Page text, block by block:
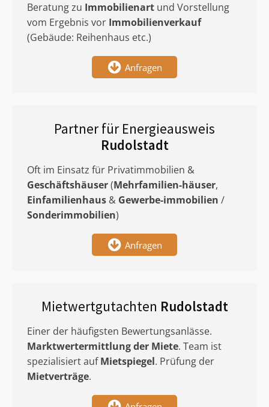
Beratung zu Immobilienart und Vorstellung
vom Ergebnis vor Immobilienverkauf
(Gebäude: Reihenhaus etc.)
Anfragen
Partner für Energieausweis
Rudolstadt
Oft im Einsatz für Privatimmobilien &
Geschäftshäuser(Mehrfamilien-häuser,
Einfamilienhaus & Gewerbe-immobilien /
Sonderimmobilien)
Anfragen
Mietwertgutachten Rudolstadt
Einer der häufigsten Bewertungsanlässe.
Marktwertermittlungder Miete. Team ist
spezialisiert aufMietspiegel. Prüfung der
Mietverträge.